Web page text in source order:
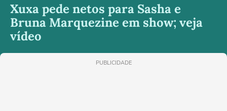
Xuxa pede netos para Sasha e
Bruna Marquezine em show; veja
vídeo
PUBLICIDADE